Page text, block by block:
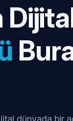
dünyada bir